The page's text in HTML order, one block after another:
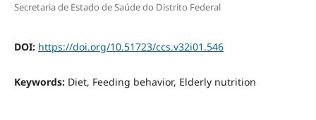
Secretaria de Estado de Saúde do Distrito Federal
DOI: https://doi.org/10.51723/ccs.v32i01.546
Keywords: Diet, Feeding behavior, Elderly nutrition